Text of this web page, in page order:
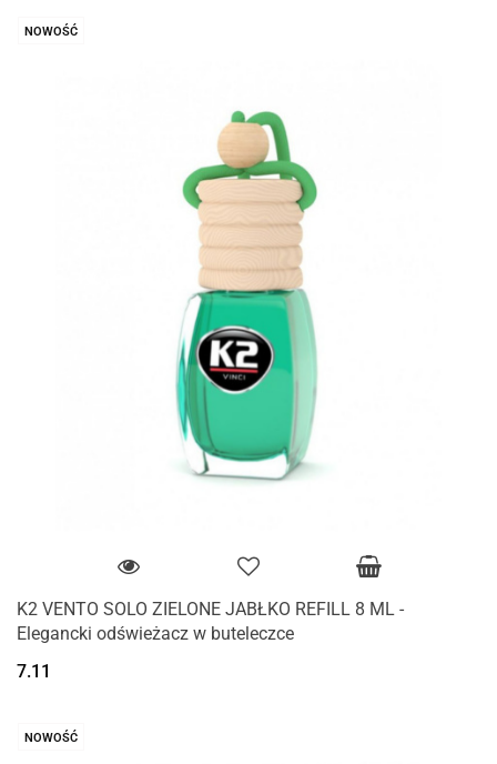
NOWOŚĆ
K2 VENTO SOLO ZIELONE JABŁKO REFILL 8 ML -
Elegancki odświeżacz w buteleczce
7.11
NOWOŚĆ